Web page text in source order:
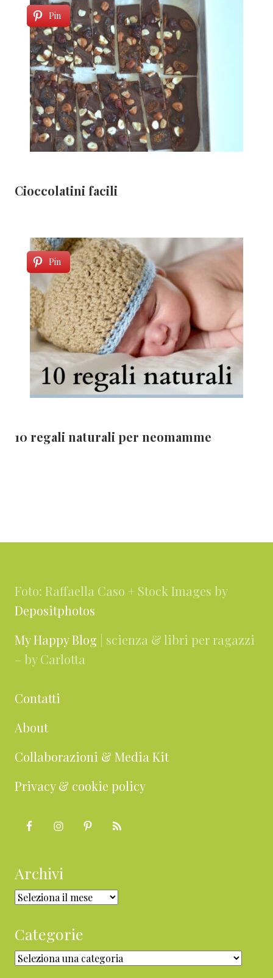
Pin
Cioccolatini facili
Pin
10 regali naturali per neomamme
Foto: Raffaella Caso + Stock Images by
Depositphotos
My Happy Blog | scienza & libri per ragazzi
– by Carlotta
Contatti
About
Collaborazioni & Media Kit
Privacy & cookie policy
Archivi
Archivi
Categorie
Categorie